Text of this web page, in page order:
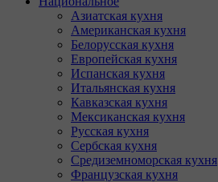
Азиатская кухня
Американская кухня
Белорусская кухня
Европейская кухня
Испанская кухня
Итальянская кухня
Кавказская кухня
Мексиканская кухня
Русская кухня
Сербская кухня
Средиземноморская кухня
Французская кухня